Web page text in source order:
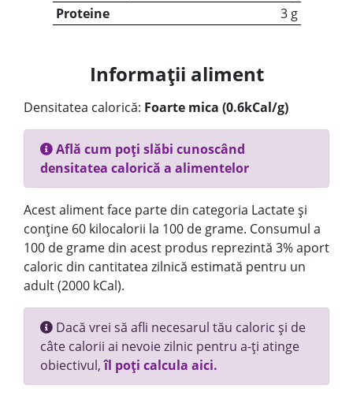
Proteine
3 g
Informații aliment
Densitatea calorică: Foarte mica (0.6kCal/g)
Află cum poți slăbi cunoscând
densitatea calorică a alimentelor
Acest aliment face parte din categoria Lactate și
conține 60 kilocalorii la 100 de grame. Consumul a
100 de grame din acest produs reprezintă 3% aport
caloric din cantitatea zilnică estimată pentru un
adult (2000 kCal).
Dacă vrei să afli necesarul tău caloric și de
câte calorii ai nevoie zilnic pentru a-ți atinge
obiectivul,îl poți calcula aici.